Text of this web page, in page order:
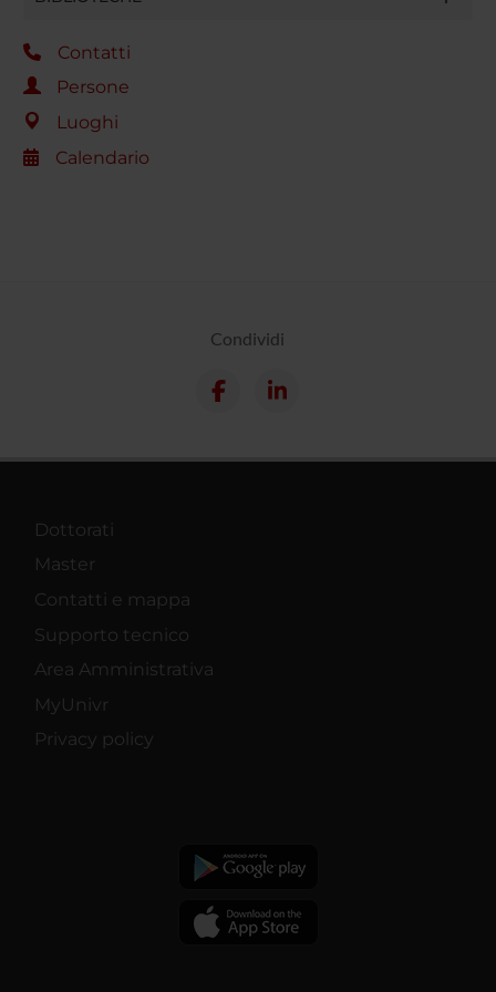
Contatti
Persone
Luoghi
Calendario
Condividi
Dottorati
Master
Contatti e mappa
Supporto tecnico
Area Amministrativa
MyUnivr
Privacy policy